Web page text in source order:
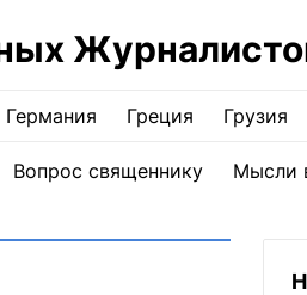
Германия Греция Грузия
Вопрос священнику Мысли